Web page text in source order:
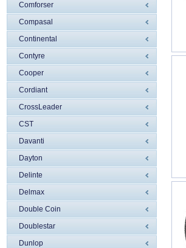
Comforser
Compasal
Continental
Contyre
Cooper
Cordiant
CrossLeader
CST
Davanti
Dayton
Delinte
Delmax
Double Coin
Doublestar
Dunlop